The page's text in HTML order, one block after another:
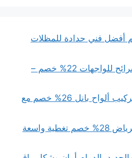
15% خصم أفضل فني حدادة للمظلات
سواتر حديد مجدول وشرائح للواجهات 22% خصم –
مقاول ساندوتش بانل تركيب ألواح بانل 26% خصم مع
تركيب مظلات اكس بالرياض 28% خصم تغطية واسعة